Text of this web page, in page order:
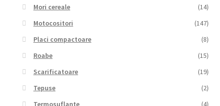
Mori cereale
(14)
Motocositori
(147)
Placi compactoare
(8)
Roabe
(15)
Scarificatoare
(19)
Tepuse
(2)